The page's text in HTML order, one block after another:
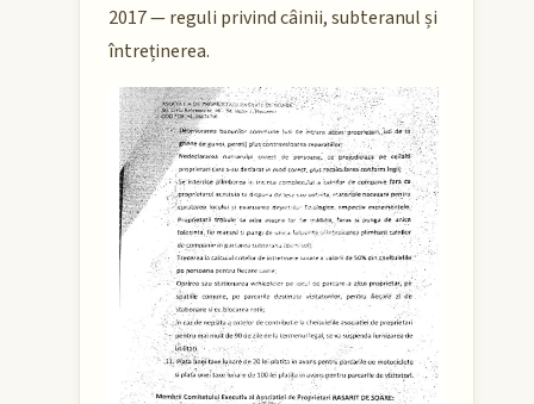
2017 — reguli privind câinii, subteranul și
întreținerea.